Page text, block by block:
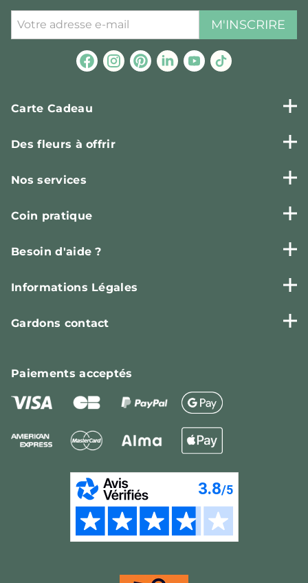
M'INSCRIRE
Carte Cadeau
Des fleurs à offrir
Nos services
Coin pratique
Besoin d'aide ?
Informations Légales
Gardons contact
Paiementsacceptés